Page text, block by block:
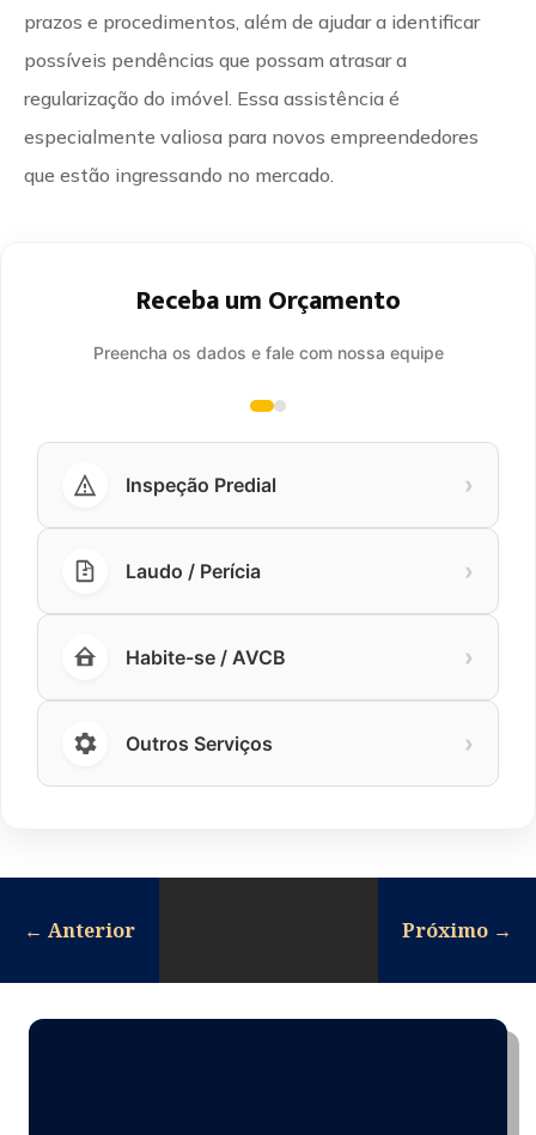
prazos e procedimentos, além de ajudar a identificar
possíveis pendências que possam atrasar a
regularização do imóvel. Essa assistência é
especialmente valiosa para novos empreendedores
que estão ingressando no mercado.
Receba um Orçamento
Preencha os dados e fale com nossa equipe
Inspeção Predial ›
Laudo / Perícia ›
Habite-se / AVCB ›
Outros Serviços ›
← Anterior Próximo →